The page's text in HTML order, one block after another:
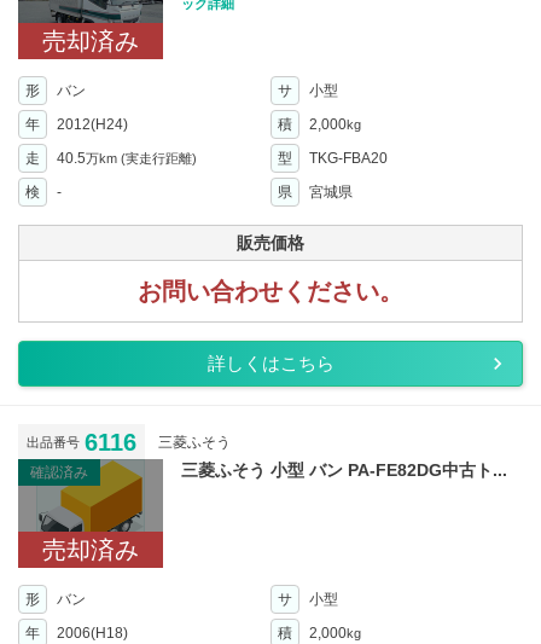
売却済み
ック詳細
形 バン サ
小型
年
2012(H24) 積 2,000kg
走 40.5万km (実走行距離) 型
TKG-FBA20
検
- 県 宮城県
販売価格
お問い合わせください。
詳しくはこちら
出品番号 6116
三菱ふそう
確認済み
売却済み
三菱ふそう 小型 バン PA-FE82DG中古ト...
形 バン サ
小型
年
2006(H18) 積 2,000kg